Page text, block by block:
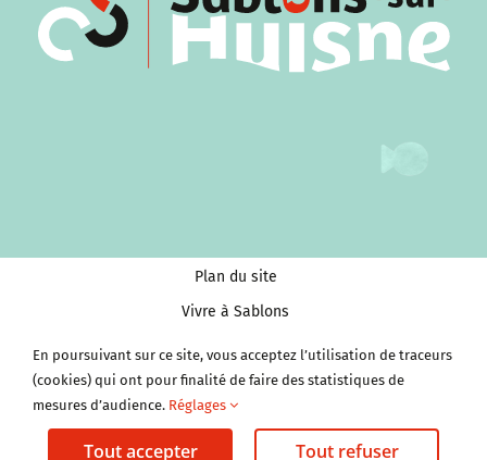
Plan du site
Vivre à Sablons
Tourisme et Culture
Économie et services
Clubs et Associations
Mentions légales
En poursuivant sur ce site, vous acceptez l’utilisation de traceurs
(cookies) qui ont pour finalité de faire des statistiques de
mesures d’audience. Réglages
Tout accepter Tout refuser